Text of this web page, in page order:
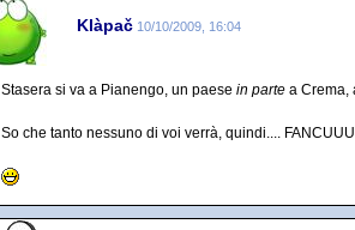
Klàpač 10/10/2009, 16:04
Stasera si va a Pianengo, un paese in parte a Crema,
So che tanto nessuno di voi verrà, quindi....